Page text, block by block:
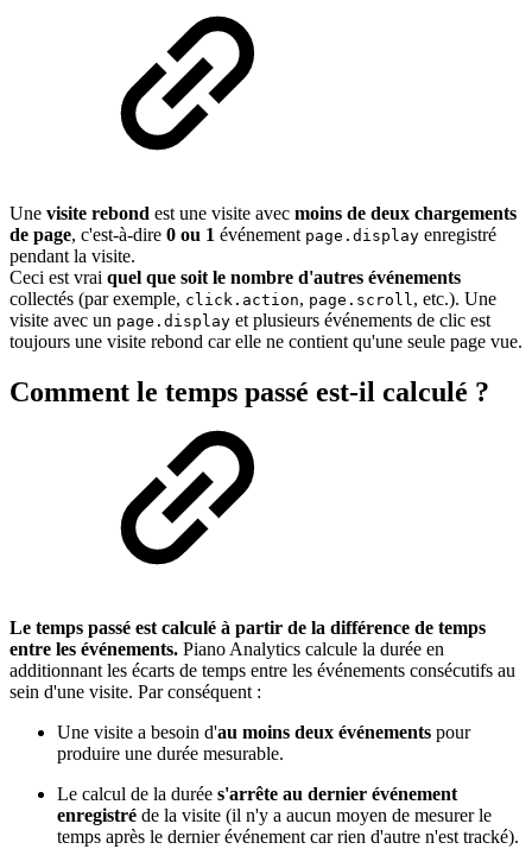
Une visite rebond est une visite avec moins de deux chargements
de page, c'est-à-dire 0 ou 1 événement page.display enregistré
pendant la visite.
Ceci est vrai quel que soit le nombre d'autres événements
collectés (par exemple, click.action, page.scroll, etc.). Une
visite avec un page.display et plusieurs événements de clic est
toujours une visite rebond car elle ne contient qu'une seule page vue.
Comment le temps passé est-il calculé ?
Le temps passé est calculé à partir de la différence de temps
entre les événements. Piano Analytics calcule la durée en
additionnant les écarts de temps entre les événements consécutifs au
sein d'une visite. Par conséquent :
Une visite a besoin d'au moins deux événements pour
produire une durée mesurable.
Le calcul de la durée s'arrête au dernier événement
enregistré de la visite (il n'y a aucun moyen de mesurer le
temps après le dernier événement car rien d'autre n'est tracké).